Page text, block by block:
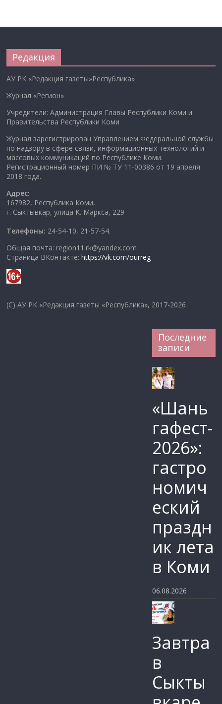
Редакция
АУ РК «Редакция газеты»Республика»
Журнал «Регион»
Учредители: Администрация Главы Республики Коми и
Правительства Республики Коми
Журнал зарегистрирован Управлением Федеральной службы
по надзору в сфере связи, информационных технологий и
массовых коммуникаций по Республике Коми.
Регистрационный номер ПИ № ТУ 11-00386 от 19 апреля
2018 года.
Адрес:
167982, Республика Коми,
г. Сыктывкар, улица К. Маркса, 229
Телефоны: 24-54-10, 21-57-54.
Общая почта: region11.rk@yandex.com
Страница ВКонтакте:https://vk.com/ourreg
(C) АУ РК «Редакция газеты «Республика», 2017-2026
Последние
записи
«Шань
гафест-
2026»:
гастро
номич
еский
праздн
ик лета
в Коми
06.08.2026
Завтра
в
Сыкты